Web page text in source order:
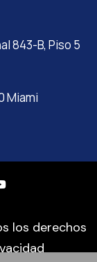
843-B, Piso 5
Miami
los derechos